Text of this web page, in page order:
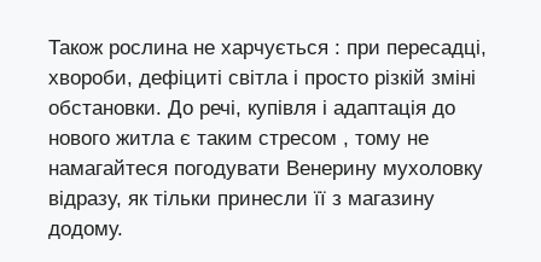
Також рослина не харчується : при пересадці,
хвороби, дефіциті світла і просто різкій зміні
обстановки. До речі, купівля і адаптація до
нового житла є таким стресом , тому не
намагайтеся погодувати Венерину мухоловку
відразу, як тільки принесли її з магазину
додому.